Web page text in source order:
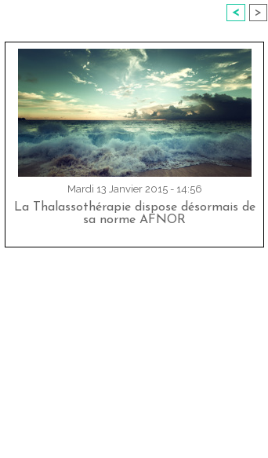
< >
Mardi 13 Janvier 2015 - 14:56
La Thalassothérapie dispose désormais de
sa norme AFNOR